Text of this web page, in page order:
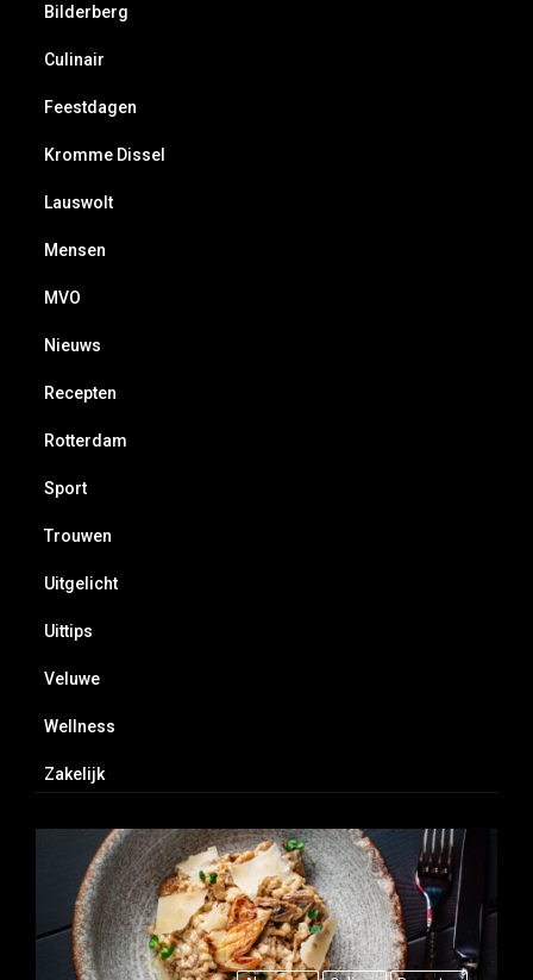
Bilderberg
Culinair
Feestdagen
Kromme Dissel
Lauswolt
Mensen
MVO
Nieuws
Recepten
Rotterdam
Sport
Trouwen
Uitgelicht
Uittips
Veluwe
Wellness
Zakelijk